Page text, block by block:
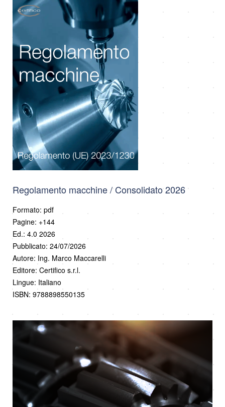
Regolamento macchine / Consolidato 2026
Formato: pdf
Pagine: +144
Ed.: 4.0 2026
Pubblicato: 24/07/2026
Autore: Ing. Marco Maccarelli
Editore: Certifico s.r.l.
Lingue: Italiano
ISBN: 9788898550135